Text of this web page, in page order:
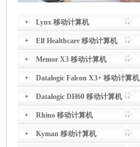
Lynx 移动计算机
Elf Healthcare 移动计算机
Memor X3 移动计算机
Datalogic Falcon X3+ 移动计算机
Datalogic DH60 移动计算机
Rhino 移动计算机
Kyman 移动计算机